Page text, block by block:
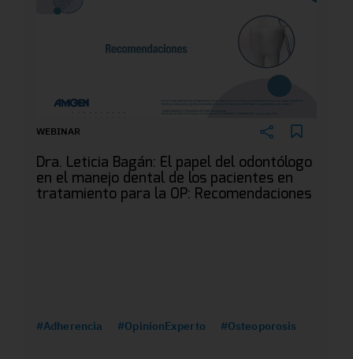
WEBINAR
Dra. Leticia Bagán: El papel del odontólogo
en el manejo dental de los pacientes en
tratamiento para la OP: Recomendaciones
#Adherencia #OpinionExperto #Osteoporosis